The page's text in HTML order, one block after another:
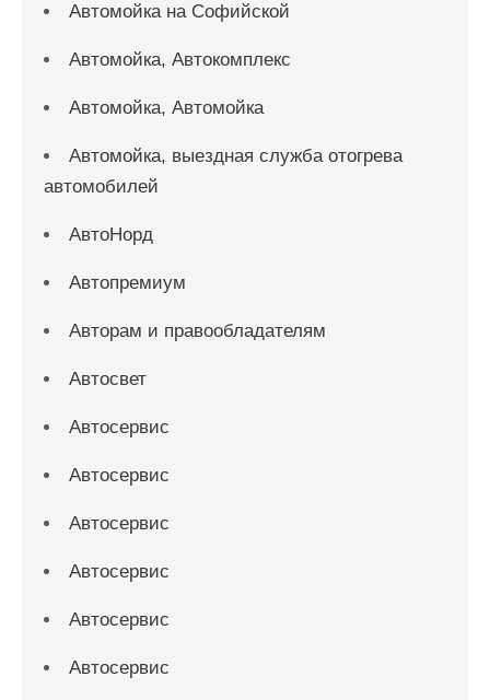
Автомойка на Софийской
Автомойка, Автокомплекс
Автомойка, Автомойка
Автомойка, выездная служба отогрева
автомобилей
АвтоНорд
Автопремиум
Авторам и правообладателям
Автосвет
Автосервис
Автосервис
Автосервис
Автосервис
Автосервис
Автосервис